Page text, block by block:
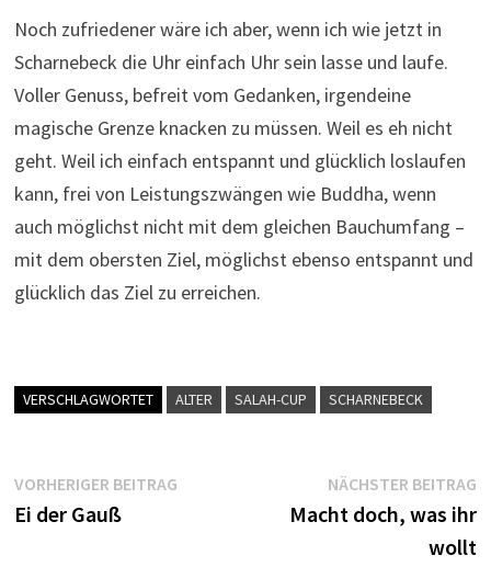
Noch zufriedener wäre ich aber, wenn ich wie jetzt in
Scharnebeck die Uhr einfach Uhr sein lasse und laufe.
Voller Genuss, befreit vom Gedanken, irgendeine
magische Grenze knacken zu müssen. Weil es eh nicht
geht. Weil ich einfach entspannt und glücklich loslaufen
kann, frei von Leistungszwängen wie Buddha, wenn
auch möglichst nicht mit dem gleichen Bauchumfang –
mit dem obersten Ziel, möglichst ebenso entspannt und
glücklich das Ziel zu erreichen.
VERSCHLAGWORTET ALTER SALAH-CUP SCHARNEBECK
Beitragsnavigation
VORHERIGER BEITRAGVorheriger
Ei der Gauß
NÄCHSTER BEITRAG
Macht doch, was ihr
wollt